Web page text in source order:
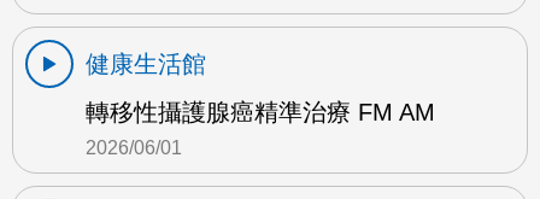
健康生活館
轉移性攝護腺癌精準治療 FM AM
2026/06/01